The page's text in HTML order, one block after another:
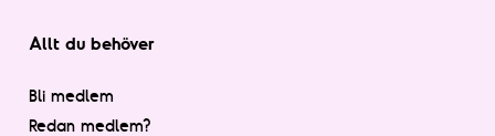
Allt du behöver
Bli medlem
Redan medlem?